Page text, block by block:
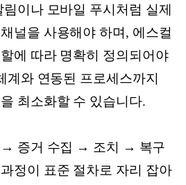
이나 모바일 푸시처럼 실제
널을 사용해야 하며, 에스컬
에 따라 명확히 정의되어야
계와 연동된 프로세스까지
최소화할 수 있습니다.
→ 증거 수집 → 조치 → 복구
정이 표준 절차로 자리 잡아